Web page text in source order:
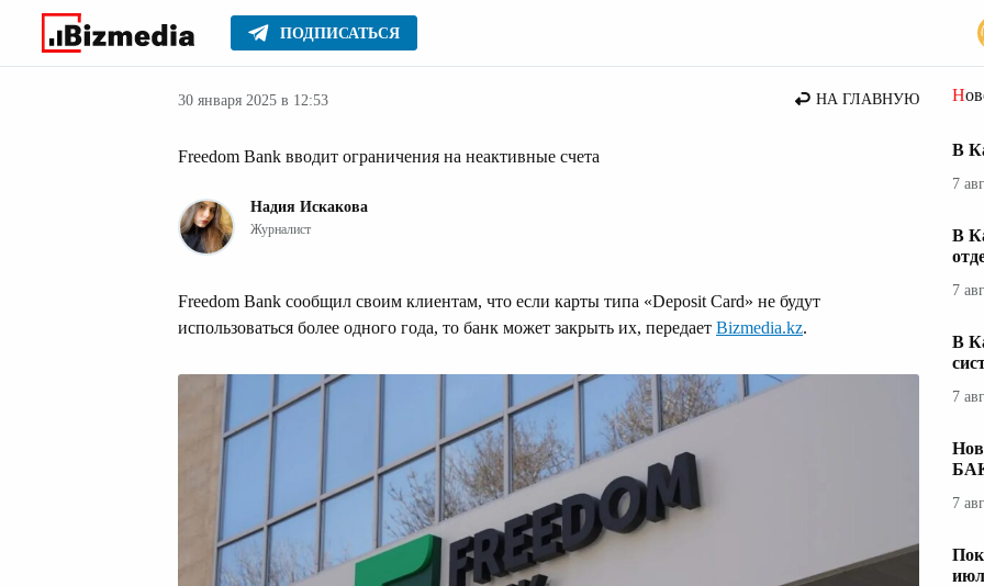
ПОДПИСАТЬСЯ
Главное Новости Финансовые новости Казахстана
30 января 2025 в 12:53 НА ГЛАВНУЮ
Freedom Bank вводит ограничения на неактивные счета
Надия Искакова
Журналист
Freedom Bank сообщил своим клиентам, что если карты типа «Deposit Card» не будут
использоваться более одного года, то банк может закрыть их, передает Bizmedia.kz.
В
7
В
7
В
7
7